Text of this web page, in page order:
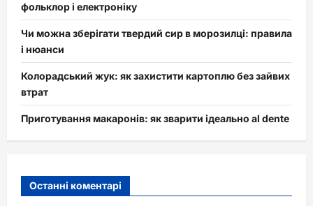
фольклор і електроніку
Чи можна зберігати твердий сир в морозилці: правила
і нюанси
Колорадський жук: як захистити картоплю без зайвих
втрат
Приготування макаронів: як зварити ідеально al dente
Останні коментарі